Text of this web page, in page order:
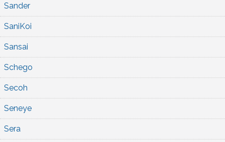
Sander
SaniKoi
Sansai
Schego
Secoh
Seneye
Sera